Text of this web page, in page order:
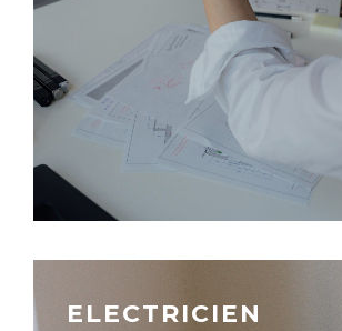
ELECTRICIEN